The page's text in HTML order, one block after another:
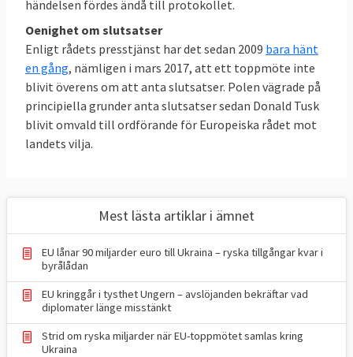
händelsen fördes ändå till protokollet.
Oenighet om slutsatser
Enligt rådets presstjänst har det sedan 2009 bara hänt
en gång, nämligen i mars 2017, att ett toppmöte inte
blivit överens om att anta slutsatser. Polen vägrade på
principiella grunder anta slutsatser sedan Donald Tusk
blivit omvald till ordförande för Europeiska rådet mot
landets vilja.
Mest lästa artiklar i ämnet
EU lånar 90 miljarder euro till Ukraina – ryska tillgångar kvar i
byrålådan
EU kringgår i tysthet Ungern – avslöjanden bekräftar vad
diplomater länge misstänkt
Strid om ryska miljarder när EU-toppmötet samlas kring
Ukraina